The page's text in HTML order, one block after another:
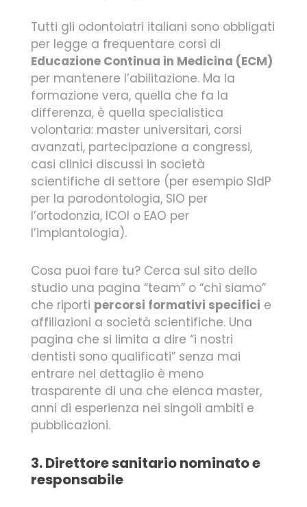
Tutti gli odontoiatri italiani sono obbligati
per legge a frequentare corsi di
Educazione Continua in Medicina (ECM)
per mantenere l’abilitazione. Ma la
formazione vera, quella che fa la
differenza, è quella specialistica
volontaria: master universitari, corsi
avanzati, partecipazione a congressi,
casi clinici discussi in società
scientifiche di settore (per esempio SIdP
per la parodontologia, SIO per
l’ortodonzia, ICOI o EAO per
l’implantologia).
Cosa puoi fare tu? Cerca sul sito dello
studio una pagina “team” o “chi siamo”
che riporti percorsi formativi specifici e
affiliazioni a società scientifiche. Una
pagina che si limita a dire “i nostri
dentisti sono qualificati” senza mai
entrare nel dettaglio è meno
trasparente di una che elenca master,
anni di esperienza nei singoli ambiti e
pubblicazioni.
3. Direttore sanitario nominato e
responsabile